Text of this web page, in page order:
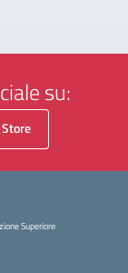
su:
Superiore
iniziale della scuola